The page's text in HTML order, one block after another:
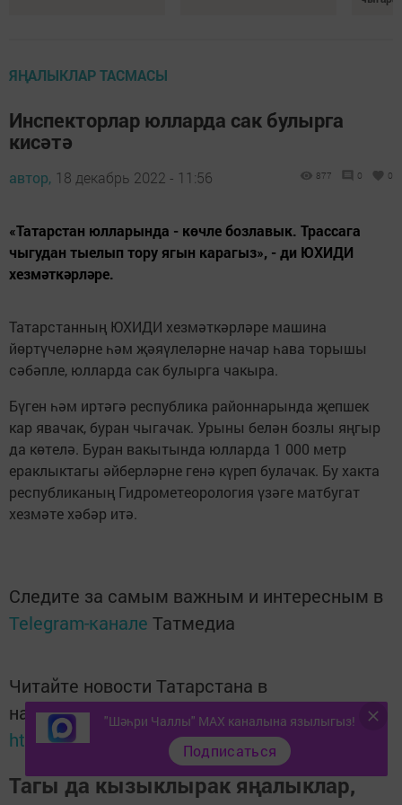
ЯҢАЛЫКЛАР ТАСМАСЫ
Инспекторлар юлларда сак булырга
кисәтә
автор, 18 декабрь 2022 - 11:56 877 0 0
«Татарстан юлларында - көчле бозлавык. Трассага
чыгудан тыелып тору ягын карагыз», - ди ЮХИДИ
хезмәткәрләре.
Татарстанның ЮХИДИ хезмәткәрләре машина
йөртүчеләрне һәм җәяүлеләрне начар һава торышы
сәбәпле, юлларда сак булырга чакыра.
Бүген һәм иртәгә республика районнарында җепшек
кар явачак, буран чыгачак. Урыны белән бозлы яңгыр
да көтелә. Буран вакытында юлларда 1 000 метр
ераклыктагы әйберләрне генә күреп булачак. Бу хакта
республиканың Гидрометеорология үзәге матбугат
хезмәте хәбәр итә.
Следите за самым важным и интересным в
Telegram-канале Татмедиа
Читайте новости Татарстана в
национальном мессенджере MАХ:
https://max.ru/tatmedia
Тагы да кызыклырак яңалыклар,
"Шәһри Чаллы" MAX каналына язылыгыз!
Подписаться